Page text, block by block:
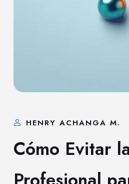
HENRY ACHANGA M.
Cómo Evitar